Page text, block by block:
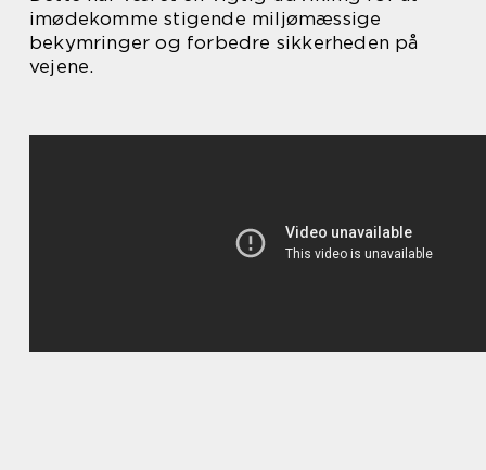
imødekomme stigende miljømæssige
bekymringer og forbedre sikkerheden på
vejene.